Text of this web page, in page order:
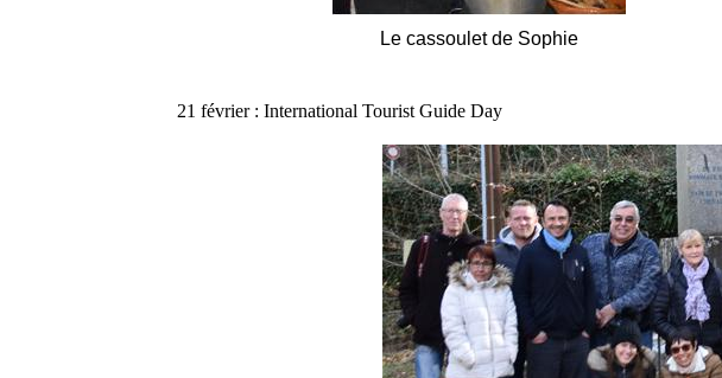
Le cassoulet de Sophie
21 février : International Tourist Guide Day